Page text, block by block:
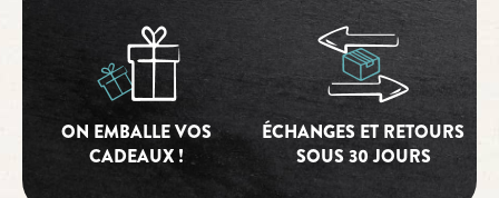
ON EMBALLE VOS
CADEAUX !
ÉCHANGES ET RETOURS
SOUS 30 JOURS